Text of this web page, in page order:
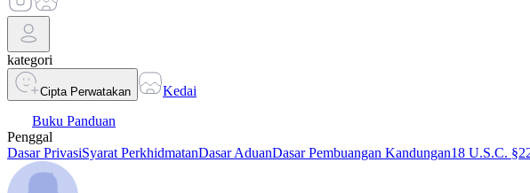
kategori
Cipta Perwatakan
Kedai
Buku Panduan
Penggal
Dasar PrivasiSyarat PerkhidmatanDasar AduanDasar Pembuangan Kandungan18 U.S.C.